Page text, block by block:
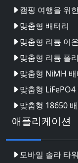
캠핑 여행을 위
맞춤형 배터리
맞춤형 리튬 이
맞춤형 리튬 폴
맞춤형 NiMH 배
맞춤형 LiFePO4
맞춤형 18650
애플리케이션
모바일 솔라 타